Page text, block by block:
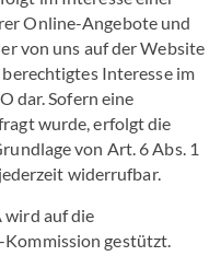
Online-Angebote und
von uns auf der Website
Interesse im
dar. Sofern eine
wurde, erfolgt die
von Art. 6 Abs. 1
widerrufbar.
wird auf die
gestützt.